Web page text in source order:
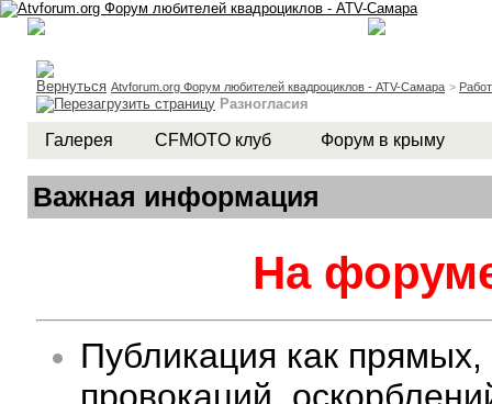
Atvforum.org Форум любителей квадроциклов - ATV-Самара >
Разногласия
Галерея CFMOTO клуб Форум в крыму
Важная информация
На
Публикация как
провокаций,